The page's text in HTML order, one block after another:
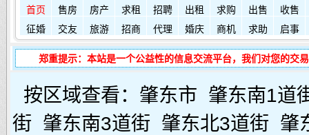
港|www.zhaodongshi.com港|www.zhaodongshi.com
港
首页 售房 房产 求租 招聘 出租 求购 出售
收售
征婚
交友 旅游 招商 代理 婚庆 商机 求助 启事
郑重提示：本站是一个公益性的信息交流平台，我们对您的交
按区域查看： 肇东市 肇东南1道
街 肇东南3道街 肇东北3道街 肇